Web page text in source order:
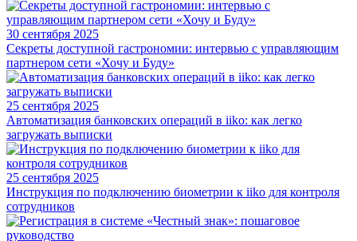
30 сентября 2025
Секреты доступной гастрономии: интервью с управляющим
партнером сети «Хочу и Буду»
25 сентября 2025
Автоматизация банковских операций в iiko: как легко
загружать выписки
25 сентября 2025
Инструкция по подключению биометрии к iiko для контроля
сотрудников